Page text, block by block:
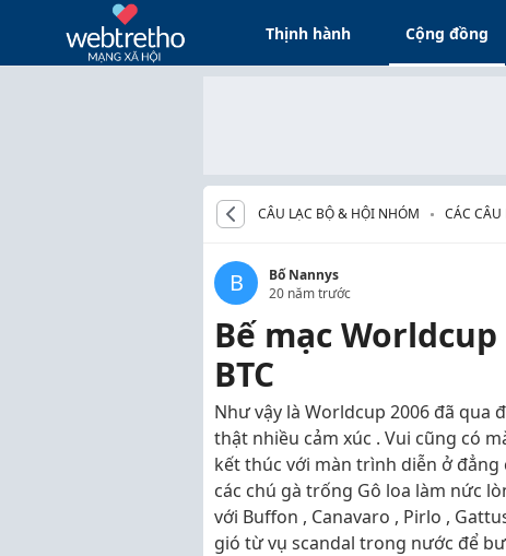
Thịnh hành Cộng đồng
CÂU LẠC BỘ & HỘI NHÓM CÁC
B
Bố Nannys
20 năm trước
Bế mạc
BTC
Như vậy là Worldcup 2006 đã qua
thật nhiều cảm xúc . Vui cũng có
kết thúc với màn trình diễn ở đẳng
các chú gà trống Gô loa làm nức
với Buffon , Canavaro , Pirlo ,
gió từ vụ scandal trong nước để